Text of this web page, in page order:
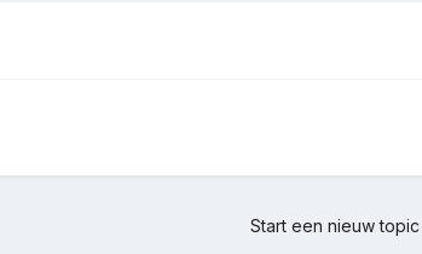
Start een nieuw topic